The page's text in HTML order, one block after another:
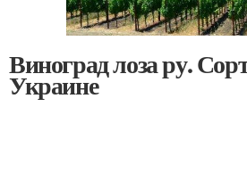
Виноград лоза ру.
Украине